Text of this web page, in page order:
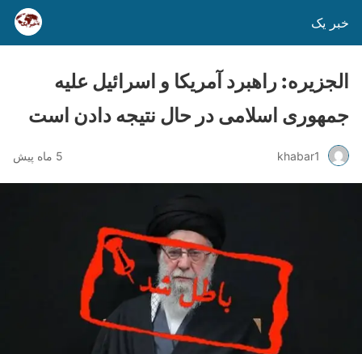
خبر یک
الجزیره: راهبرد آمریکا و اسرائیل علیه
جمهوری اسلامی در حال نتیجه دادن است
khabar1 5 ماه پیش